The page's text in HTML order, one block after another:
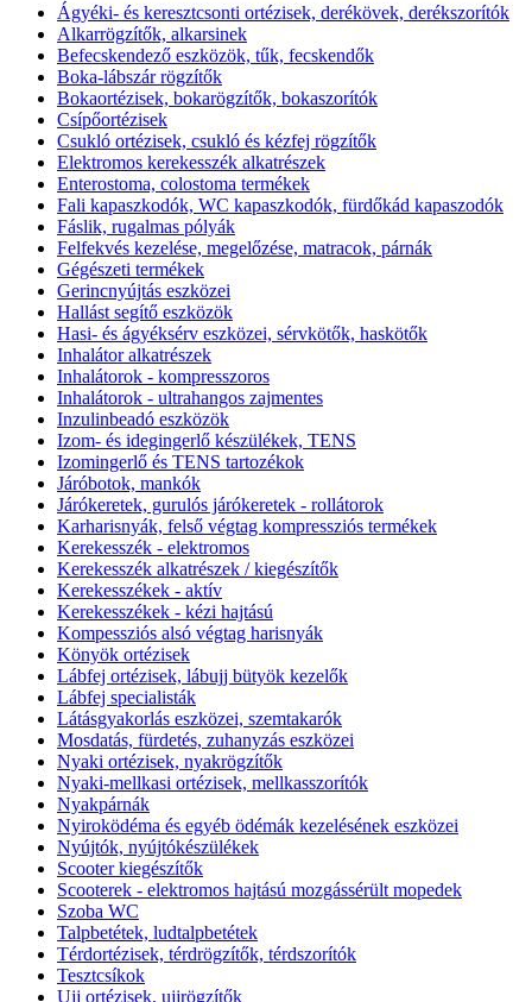
Ágyéki- és keresztcsonti ortézisek, derékövek, derékszorítók
Alkarrögzítők, alkarsinek
Befecskendező eszközök, tűk, fecskendők
Boka-lábszár rögzítők
Bokaortézisek, bokarögzítők, bokaszorítók
Csípőortézisek
Csukló ortézisek, csukló és kézfej rögzítők
Elektromos kerekesszék alkatrészek
Enterostoma, colostoma termékek
Fali kapaszkodók, WC kapaszkodók, fürdőkád kapaszodók
Fáslik, rugalmas pólyák
Felfekvés kezelése, megelőzése, matracok, párnák
Gégészeti termékek
Gerincnyújtás eszközei
Hallást segítő eszközök
Hasi- és ágyéksérv eszközei, sérvkötők, haskötők
Inhalátor alkatrészek
Inhalátorok - kompresszoros
Inhalátorok - ultrahangos zajmentes
Inzulinbeadó eszközök
Izom- és idegingerlő készülékek, TENS
Izomingerlő és TENS tartozékok
Járóbotok, mankók
Járókeretek, gurulós járókeretek - rollátorok
Karharisnyák, felső végtag kompressziós termékek
Kerekesszék - elektromos
Kerekesszék alkatrészek / kiegészítők
Kerekesszékek - aktív
Kerekesszékek - kézi hajtású
Kompessziós alsó végtag harisnyák
Könyök ortézisek
Lábfej ortézisek, lábujj bütyök kezelők
Lábfej specialisták
Látásgyakorlás eszközei, szemtakarók
Mosdatás, fürdetés, zuhanyzás eszközei
Nyaki ortézisek, nyakrögzítők
Nyaki-mellkasi ortézisek, mellkasszorítók
Nyakpárnák
Nyiroködéma és egyéb ödémák kezelésének eszközei
Nyújtók, nyújtókészülékek
Scooter kiegészítők
Scooterek - elektromos hajtású mozgássérült mopedek
Szoba WC
Talpbetétek, ludtalpbetétek
Térdortézisek, térdrögzítők, térdszorítók
Tesztcsíkok
Ujj ortézisek, ujjrögzítők